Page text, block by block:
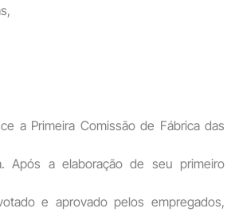
a Primeira Comissão de Fábrica das
Após a elaboração de seu primeiro
e aprovado pelos empregados,